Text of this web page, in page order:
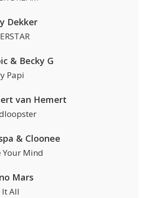
Dekker
& Becky G
Papi
van Hemert
& Cloonee
Your Mind
Mars
It All